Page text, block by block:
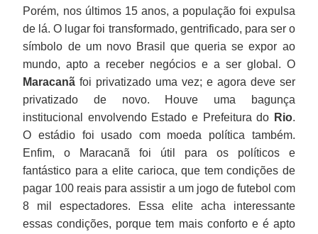
Porém, nos últimos 15 anos, a população foi expulsa
de lá. O lugar foi transformado, gentrificado, para ser o
símbolo de um novo Brasil que queria se expor ao
mundo, apto a receber negócios e a ser global. O
Maracanã foi privatizado uma vez; e agora deve ser
privatizado de novo. Houve uma bagunça
institucional envolvendo Estado e Prefeitura do Rio.
O estádio foi usado com moeda política também.
Enfim, o Maracanã foi útil para os políticos e
fantástico para a elite carioca, que tem condições de
pagar 100 reais para assistir a um jogo de futebol com
8 mil espectadores. Essa elite acha interessante
essas condições, porque tem mais conforto e é apto